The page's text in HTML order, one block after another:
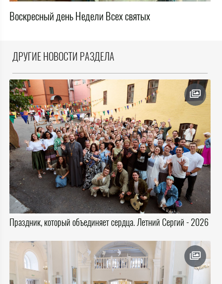
Воскресный день Недели Всех святых
ДРУГИЕ НОВОСТИ РАЗДЕЛА
Праздник, который объединяет сердца. Летний Сергий - 2026